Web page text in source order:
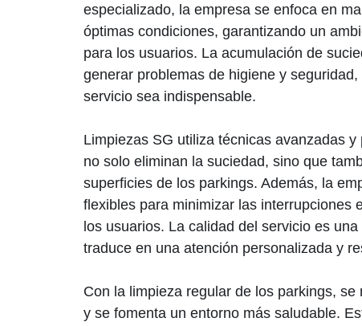
especializado, la empresa se enfoca en
óptimas condiciones, garantizando un
para los usuarios. La acumulación de
generar problemas de higiene y
servicio sea indispensable.
Limpiezas SG utiliza técnicas avanzadas
no solo eliminan la suciedad, sino que
superficies de los parkings. Además, la
flexibles para minimizar las interrupciones
los usuarios. La calidad del servicio es
traduce en una atención personalizada y
Con la limpieza regular de los parkings,
y se fomenta un entorno más saludable.